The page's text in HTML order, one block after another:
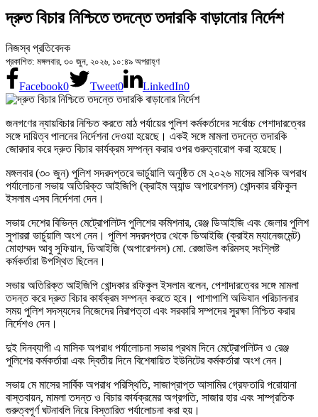
দ্রুত বিচার নিশ্চিতে তদন্তে তদারকি বাড়ানোর নির্দেশ
নিজস্ব প্রতিবেদক
প্রকাশিত: মঙ্গলবার, ৩০ জুন, ২০২৬, ১০:৪৯ অপরাহ্ণ
Facebook0 Tweet0 LinkedIn0
জনগণের ন্যায়বিচার নিশ্চিত করতে মাঠ পর্যায়ের পুলিশ কর্মকর্তাদের সর্বোচ্চ পেশাদারত্বের
সঙ্গে দায়িত্ব পালনের নির্দেশনা দেওয়া হয়েছে। একই সঙ্গে মামলা তদন্তে তদারকি
জোরদার করে দ্রুত বিচার কার্যক্রম সম্পন্ন করার ওপর গুরুত্বারোপ করা হয়েছে।
মঙ্গলবার (৩০ জুন) পুলিশ সদরদপ্তরে ভার্চুয়ালি অনুষ্ঠিত মে ২০২৬ মাসের মাসিক অপরাধ
পর্যালোচনা সভায় অতিরিক্ত আইজিপি (ক্রাইম অ্যান্ড অপারেশনস) খোন্দকার রফিকুল
ইসলাম এসব নির্দেশনা দেন।
সভায় দেশের বিভিন্ন মেট্রোপলিটন পুলিশের কমিশনার, রেঞ্জ ডিআইজি এবং জেলার পুলিশ
সুপাররা ভার্চুয়ালি অংশ নেন। পুলিশ সদরদপ্তর থেকে ডিআইজি (ক্রাইম ম্যানেজমেন্ট)
মোহাম্মদ আবু সুফিয়ান, ডিআইজি (অপারেশনস) মো. রেজাউল করিমসহ সংশ্লিষ্ট
কর্মকর্তারা উপস্থিত ছিলেন।
সভায় অতিরিক্ত আইজিপি খোন্দকার রফিকুল ইসলাম বলেন, পেশাদারত্বের সঙ্গে মামলা
তদন্ত করে দ্রুত বিচার কার্যক্রম সম্পন্ন করতে হবে। পাশাপাশি অভিযান পরিচালনার
সময় পুলিশ সদস্যদের নিজেদের নিরাপত্তা এবং সরকারি সম্পদের সুরক্ষা নিশ্চিত করার
নির্দেশও দেন।
দুই দিনব্যাপী এ মাসিক অপরাধ পর্যালোচনা সভার প্রথম দিনে মেট্রোপলিটন ও রেঞ্জ
পুলিশের কর্মকর্তারা এবং দ্বিতীয় দিনে বিশেষায়িত ইউনিটের কর্মকর্তারা অংশ নেন।
সভায় মে মাসের সার্বিক অপরাধ পরিস্থিতি, সাজাপ্রাপ্ত আসামির গ্রেফতারি পরোয়ানা
বাস্তবায়ন, মামলা তদন্ত ও বিচার কার্যক্রমের অগ্রগতি, সাজার হার এবং সাম্প্রতিক
গুরুত্বপূর্ণ ঘটনাবলি নিয়ে বিস্তারিত পর্যালোচনা করা হয়।